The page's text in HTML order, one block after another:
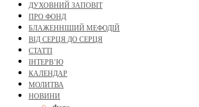
ДУХОВНИЙ ЗАПОВІТ
ПРО ФОНД
БЛАЖЕННІШИЙ МЕФОДІЙ
ВІД СЕРЦЯ ДО СЕРЦЯ
СТАТТІ
ІНТЕРВ’Ю
КАЛЕНДАР
МОЛИТВА
НОВИНИ